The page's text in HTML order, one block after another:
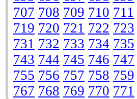
707 708 709 710 711
719 720 721 722 723
731 732 733 734 735
743 744 745 746 747
755 756 757 758 759
767 768 769 770 771